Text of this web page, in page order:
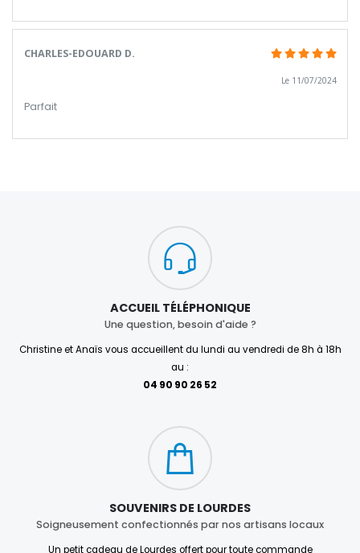
CHARLES-EDOUARD D.
Le 11/07/2024
Parfait
ACCUEIL TÉLÉPHONIQUE
Une question, besoin d'aide ?
Christine et Anaïs vous accueillent du lundi au vendredi de 8h à 18h
au :
04 90 90 26 52
SOUVENIRS DE LOURDES
Soigneusement confectionnés par nos artisans locaux
Un petit cadeau de Lourdes offert pour toute commande